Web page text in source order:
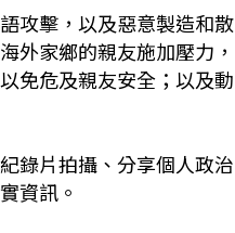
攻擊，以及惡意製造和散
外家鄉的親友施加壓力，
免危及親友安全；以及動
錄片拍攝、分享個人政治
資訊。